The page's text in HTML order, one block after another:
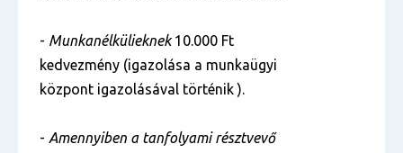
- Munkanélkülieknek10.000 Ft
kedvezmény (igazolása a munkaügyi
központ igazolásával történik ).
- Amennyiben a tanfolyami résztvevő